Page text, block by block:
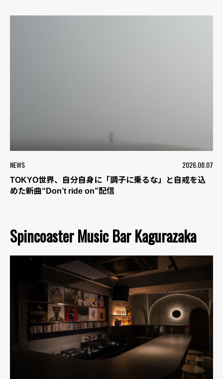
NEWS 2026.08.07
TOKYO世界、自分自身に「調子に乗るな」と自戒を込
めた新曲“Don’t ride on”配信
Spincoaster Music Bar Kagurazaka